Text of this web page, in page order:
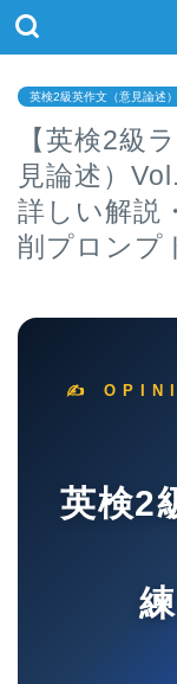
英検2級英作文（意見論述
【英検2級
見論述）
詳しい解説
削プロンプ
✍️
英検2